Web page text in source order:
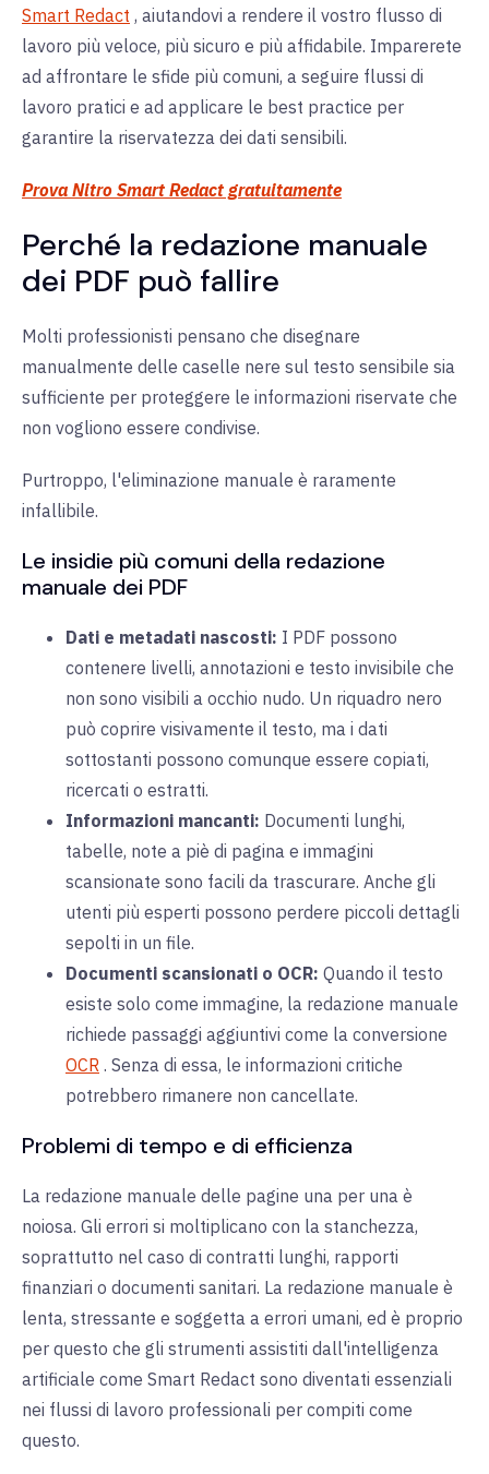
Smart Redact , aiutandovi a rendere il vostro flusso di
lavoro più veloce, più sicuro e più affidabile. Imparerete
ad affrontare le sfide più comuni, a seguire flussi di
lavoro pratici e ad applicare le best practice per
garantire la riservatezza dei dati sensibili.
Prova Nitro Smart Redact gratuitamente
Perché la redazione manuale
dei PDF può fallire
Molti professionisti pensano che disegnare
manualmente delle caselle nere sul testo sensibile sia
sufficiente per proteggere le informazioni riservate che
non vogliono essere condivise.
Purtroppo, l'eliminazione manuale è raramente
infallibile.
Le insidie più comuni della redazione
manuale dei PDF
Dati e metadati nascosti: I PDF possono
contenere livelli, annotazioni e testo invisibile che
non sono visibili a occhio nudo. Un riquadro nero
può coprire visivamente il testo, ma i dati
sottostanti possono comunque essere copiati,
ricercati o estratti.
Informazioni mancanti: Documenti lunghi,
tabelle, note a piè di pagina e immagini
scansionate sono facili da trascurare. Anche gli
utenti più esperti possono perdere piccoli dettagli
sepolti in un file.
Documenti scansionati o OCR: Quando il testo
esiste solo come immagine, la redazione manuale
richiede passaggi aggiuntivi come la conversione
OCR . Senza di essa, le informazioni critiche
potrebbero rimanere non cancellate.
Problemi di tempo e di efficienza
La redazione manuale delle pagine una per una è
noiosa. Gli errori si moltiplicano con la stanchezza,
soprattutto nel caso di contratti lunghi, rapporti
finanziari o documenti sanitari. La redazione manuale è
lenta, stressante e soggetta a errori umani, ed è proprio
per questo che gli strumenti assistiti dall'intelligenza
artificiale come Smart Redact sono diventati essenziali
nei flussi di lavoro professionali per compiti come
questo.